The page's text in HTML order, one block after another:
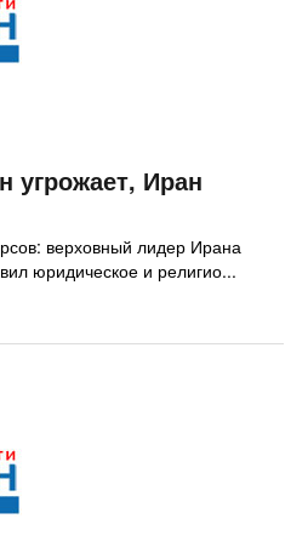
угрожает, Иран
верховный лидер Ирана
юридическое и религио...